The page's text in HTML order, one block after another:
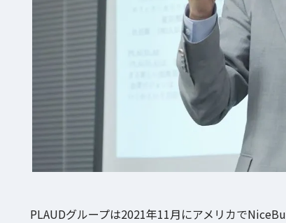
PLAUDグループは2021年11月にアメリカで